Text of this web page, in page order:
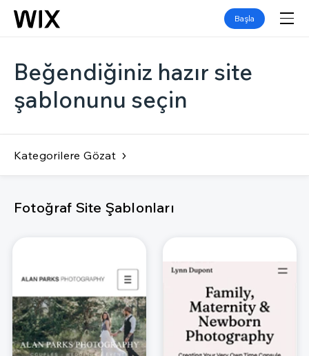
Başla
Beğendiğiniz hazır site
şablonunu seçin
Kategorilere Gözat
Fotoğraf Site Şablonları